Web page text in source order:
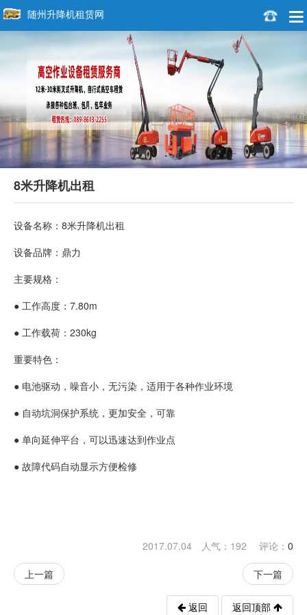
随州升降机租赁网
8米升降机出租
设备名称：8米升降机出租
设备品牌：鼎力
主要规格：
● 工作高度：7.80m
● 工作载荷：230kg
重要特色：
● 电池驱动，噪音小，无污染，适用于各种作业环境
● 自动坑洞保护系统，更加安全，可靠
● 单向延伸平台，可以迅速达到作业点
● 故障代码自动显示方便检修
2017.07.04 人气： 192 评论： 0
上一篇 下一篇
返回 返回顶部